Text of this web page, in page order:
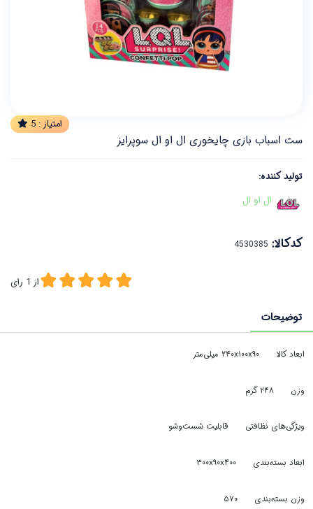
امتیاز : 5
ست اسباب بازی چایخوری ال او ال سوپرایز
تولید کننده:
ال او ال
کدکالا:
از 1 رای
توضیحات
ابعاد کالا ۲۴۰x۱۰۰x۹۰ میلی‌متر
وزن ۲۴۸ گرم
ویژگی‌های نظافتی قابلیت شست‌وشو
ابعاد بسته‌بندی ۳۰۰x۹۰x۴۰۰
وزن بسته‌بندی ۵۷۰